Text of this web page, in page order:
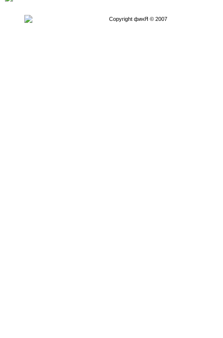
Copyright финЯ © 2007